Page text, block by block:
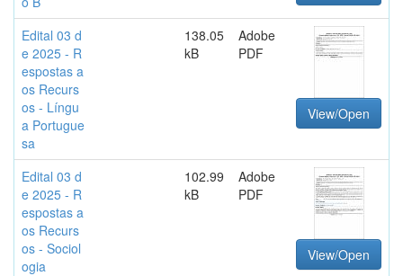
Edital 03 d
e 2025 - R
espostas a
os Recurs
os - Língu
a Portugue
sa
138.05
kB
Adobe
PDF
View/Open
Edital 03 d
e 2025 - R
espostas a
os Recurs
os - Sociol
ogia
102.99
kB
Adobe
PDF
View/Open